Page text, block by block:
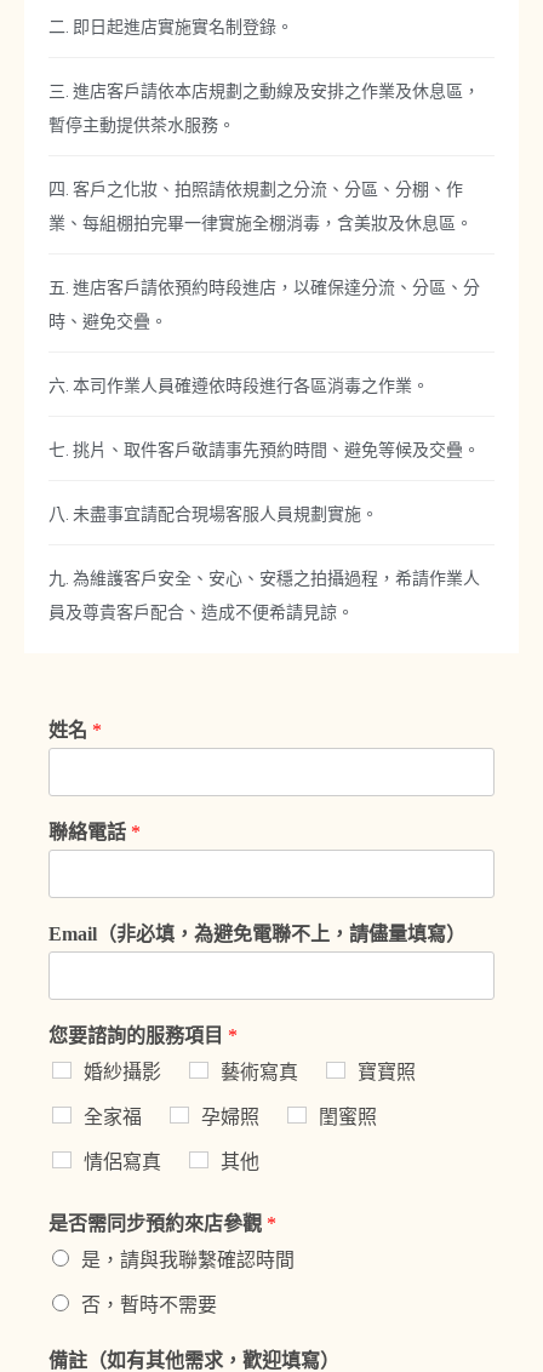
二. 即日起進店實施實名制登錄。
三. 進店客戶請依本店規劃之動線及安排之作業及休息區，
暫停主動提供茶水服務。
四. 客戶之化妝、拍照請依規劃之分流、分區、分棚、作
業、每組棚拍完畢一律實施全棚消毒，含美妝及休息區。
五. 進店客戶請依預約時段進店，以確保達分流、分區、分
時、避免交疊。
六. 本司作業人員確遵依時段進行各區消毒之作業。
七. 挑片、取件客戶敬請事先預約時間、避免等候及交疊。
八. 未盡事宜請配合現場客服人員規劃實施。
九. 為維護客戶安全、安心、安穩之拍攝過程，希請作業人
員及尊貴客戶配合、造成不便希請見諒。
姓名 *
聯絡電話 *
Email（非必填，為避免電聯不上，請儘量填寫）
您要諮詢的服務項目 *
婚紗攝影
藝術寫真 寶寶照
全家福 孕婦照 閨蜜照
情侶寫真 其他
是否需同步預約來店參觀 *
是，請與我聯繫確認時間
否，暫時不需要
備註（如有其他需求，歡迎填寫）